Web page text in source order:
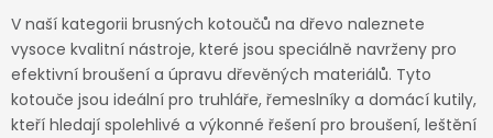
Stavba a dům
Dílna
V naší kategorii brusných kotoučů na dřevo naleznete
vysoce kvalitní nástroje, které jsou speciálně navrženy pro
efektivní broušení a úpravu dřevěných materiálů. Tyto
kotouče jsou ideální pro truhláře, řemeslníky a domácí kutily,
kteří hledají spolehlivé a výkonné řešení pro broušení, leštění